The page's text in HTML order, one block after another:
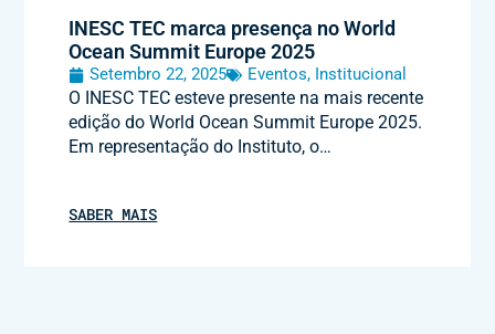
INESC TEC marca presença no World
Ocean Summit Europe 2025
Setembro 22, 2025 Eventos, Institucional
O INESC TEC esteve presente na mais recente
edição do World Ocean Summit Europe 2025.
Em representação do Instituto, o…
SABER MAIS